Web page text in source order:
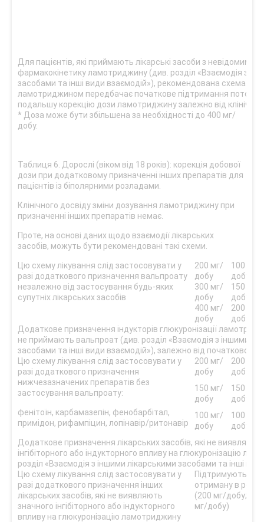
Для пацієнтів, які приймають лікарські засоби з невідомим
фармакокінетику ламотриджину (див. розділ «Взаємодія з
засобами та інші види взаємодій»), рекомендована схема
ламотриджином передбачає початкове підтримання
подальшу корекцію дози ламотриджину залежно від клінічної
* Доза може бути збільшена за необхідності до 400 мг/
добу.
Таблиця 6. Дорослі (віком від 18 років): корекція добової
дози при додатковому призначенні інших препаратів для
пацієнтів із біполярними розладами.
Клінічного досвіду зміни дозування ламотриджину при
призначенні інших препаратів немає.
Проте, на основі даних щодо взаємодії лікарських
засобів, можуть бути рекомендовані такі схеми.
Цю схему лікування слід застосовувати у
разі додаткового призначення вальпроату
незалежно від застосування будь-яких
супутніх лікарських засобів
200 мг/
добу
100 мг/
добу
300 мг/
добу
150 мг/
добу
400 мг/
добу
200 мг/
добу
Додаткове призначення індукторів глюкуронізації
не приймають вальпроат (див. розділ «Взаємодія з іншими
засобами та інші види взаємодій»), залежно від початкової
Цю схему лікування слід застосовувати у
разі додаткового призначення
нижчезазначених препаратів без
застосування вальпроату:
фенітоїн, карбамазепін, фенобарбітал,
примідон, рифампіцин, лопінавір/ритонавір
200 мг/
добу
200 мг/
добу
150 мг/
добу
150 мг/
добу
100 мг/
добу
100 мг/
добу
Додаткове призначення лікарських засобів, які не
інгібіторного або індукторного впливу на глюкуронізацію
розділ «Взаємодія з іншими лікарськими засобами та інші
Цю схему лікування слід застосовувати у
разі додаткового призначення інших
лікарських засобів, які не виявляють
значного інгібіторного або індукторного
впливу на глюкуронізацію ламотриджину
Підтримують
отриману в
(200 мг/добу;
мг/добу)